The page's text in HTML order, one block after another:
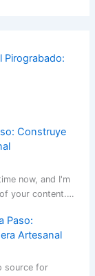
Pirograbado:
Construye
now, and I'm
your content.…
Paso:
Artesanal
source for